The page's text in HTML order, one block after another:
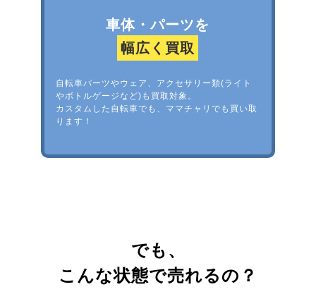
車体・パーツを
幅広く買取
自転車パーツやウェア、アクセサリー類(ライト
やボトルゲージなど)も買取対象。
カスタムした自転車でも、ママチャリでも買い取
ります！
でも、
こんな状態で売れるの？